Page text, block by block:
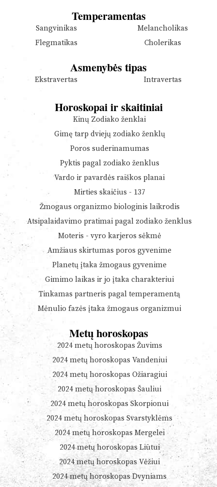
Temperamentas
Sangvinikas
Melancholikas
Flegmatikas
Cholerikas
Asmenybės tipas
Ekstravertas Intravertas
Horoskopai ir skaitiniai
Kinų Zodiako ženklai
Gimę tarp dviejų zodiako ženklų
Poros suderinamumas
Pyktis pagal zodiako ženklus
Vardo ir pavardės raiškos planai
Mirties skaičius - 137
Žmogaus organizmo biologinis laikrodis
Atsipalaidavimo pratimai pagal zodiako ženklus
Moteris - vyro karjeros sėkmė
Amžiaus skirtumas poros gyvenime
Planetų įtaka žmogaus gyvenime
Gimimo laikas ir jo įtaka charakteriui
Tinkamas partneris pagal temperamentą
Mėnulio fazės įtaka žmogaus organizmui
Metų horoskopas
2024 metų horoskopas Žuvims
2024 metų horoskopas Vandeniui
2024 metų horoskopas Ožiaragiui
2024 metų horoskopas Šauliui
2024 metų horoskopas Skorpionui
2024 metų horoskopas Svarstyklėms
2024 metų horoskopas Mergelei
2024 metų horoskopas Liūtui
2024 metų horoskopas Vėžiui
2024 metų horoskopas Dvyniams